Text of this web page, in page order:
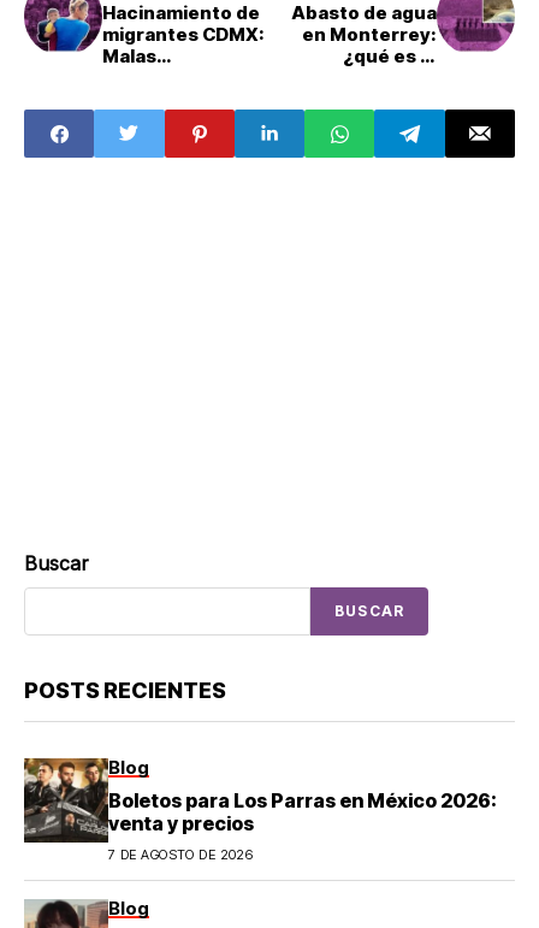
Hacinamiento de
migrantes CDMX:
Malas
Abasto de agua
en Monterrey:
¿qué es el
Buscar
BUSCAR
POSTS RECIENTES
Blog
Boletos para Los Parras en México 2026:
venta y precios
7 DE AGOSTO DE 2026
Blog